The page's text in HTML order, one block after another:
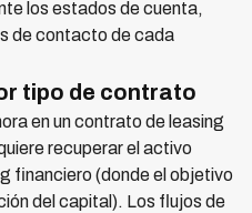
los estados de cuenta,
de contacto de cada
tipo de contrato
en un contrato de leasing
recuperar el activo
financiero (donde el objetivo
del capital). Los flujos de